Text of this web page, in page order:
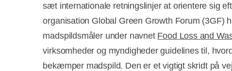
sæt internationale retningslinjer at orientere sig
organisation Global Green Growth Forum (3GF)
madspildsmåler under navnet Food Loss and
virksomheder og myndigheder guidelines til,
bekæmper madspild. Den er et vigtigt skridt på